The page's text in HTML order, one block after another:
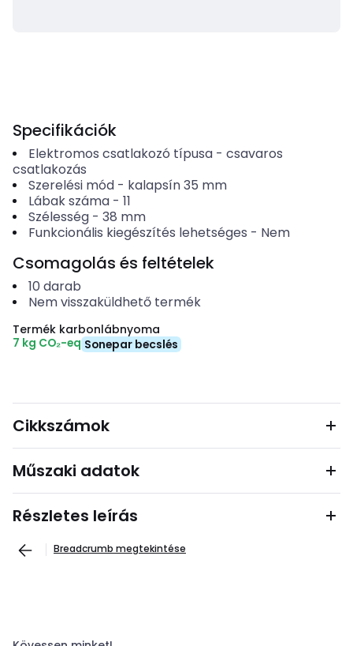
Specifikációk
Elektromos csatlakozó típusa- csavaros
csatlakozás
Szerelési mód- kalapsín 35 mm
Lábak száma- 11
Szélesség- 38 mm
Funkcionális kiegészítés lehetséges - Nem
Csomagolás és feltételek
10 darab
Nem visszaküldhető termék
Termék karbonlábnyoma
7 kg CO₂-eq Sonepar becslés
Cikkszámok
Műszaki adatok
Részletes leírás
Breadcrumb megtekintése